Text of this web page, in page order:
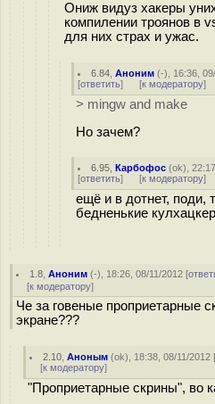
Ониж видуз хакеры
компилении троянов в
для них страх и ужас.
6.84 ,Аноним (-), 16:36,
[ответить] [к модератору]
> mingw and make
Но зачем?
6.95 ,Карбофос (ok),
[ответить] [к модератору]
ещё и в дотнет, поди,
бедненькие
1.8 ,Аноним (-), 18:26, 08/11/2012 [
[к модератору]
Че за говеные проприетарные
экране???
2.10 ,Аноным (ok), 18:38, 08/11/2012
[к модератору]
"Проприетарные скрины", во